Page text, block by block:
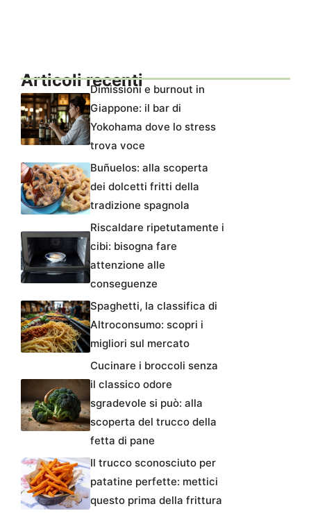
Articoli recentiDimissioni e burnout in
Giappone: il bar di
Yokohama dove lo stress
trova voce
Buñuelos: alla scoperta
dei dolcetti fritti della
tradizione spagnola
Riscaldare ripetutamente i
cibi: bisogna fare
attenzione alle
conseguenze
Spaghetti, la classifica di
Altroconsumo: scopri i
migliori sul mercato
Cucinare i broccoli senza
il classico odore
sgradevole si può: alla
scoperta del trucco della
fetta di pane
Il trucco sconosciuto per
patatine perfette: mettici
questo prima della frittura